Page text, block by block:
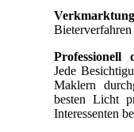
Bieterverfahren
Professionell
Jede
Maklern
besten Licht
Interessenten